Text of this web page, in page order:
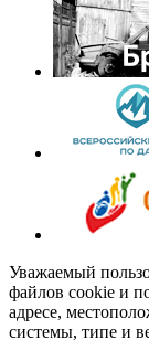
Уважаемый
файлов cookie и
адресе,
системы, типе и